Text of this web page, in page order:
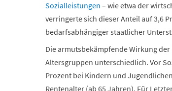
Sozialleistungen – wie etwa der
verringerte sich dieser Anteil auf 3,6
bedarfsabhängiger staatlicher
Die armutsbekämpfende Wirkung
Altersgruppen unterschiedlich. Vor
Prozent bei Kindern und
Rentenalter (ab 65 Jahren). Für